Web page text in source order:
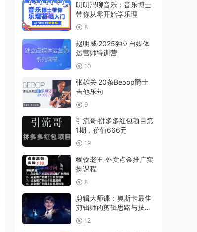
叨叨冯聊音乐：音乐博士
带你从零开始学乐理
8
赵明威·2025独立自媒体
运营师特训营
10
张雄关 20条Bebop爵士
吉他乐句
9
引流哥·拼多多红包项目第
1期，价值666元
19
餐饮老王·外卖点金推广实
操课程
8
剪辑大师课：奥斯卡最佳
剪辑师的剪辑思路与技
巧，价值999元
12